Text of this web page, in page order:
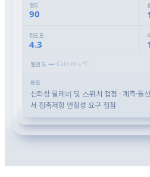
경도
90
전도도
4.3
열전도 —Cal/cm·s·℃
용도
신뢰성 릴레이 및 스위치 접점 · 계측·통
서 접촉저항 안정성 요구 접점